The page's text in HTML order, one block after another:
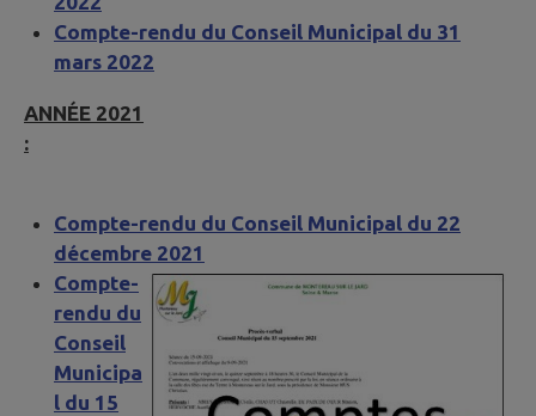
Compte-rendu du Conseil Municipal du 31
mars 2022
ANNÉE 2021
:
Compte-rendu du Conseil Municipal du 22
décembre 2021
Compte-
rendu du
Conseil
Municipa
l du 15